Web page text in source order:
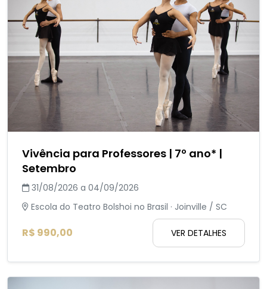
Vivência para Professores | 7º ano* |
Setembro
31/08/2026 a 04/09/2026
Escola do Teatro Bolshoi no Brasil · Joinville / SC
R$ 990,00 VER DETALHES